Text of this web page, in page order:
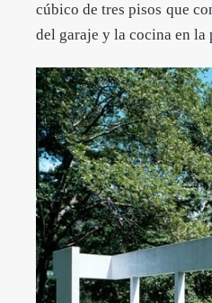
cúbico de tres pisos que
del garaje y la cocina en la